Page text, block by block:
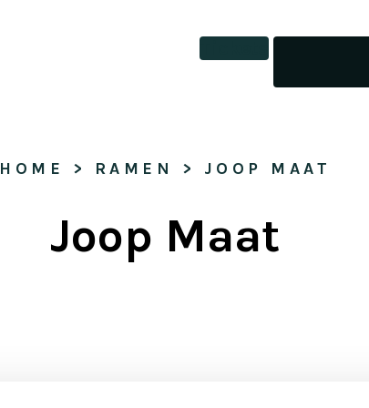
HOME > RAMEN > JOOP MAAT
Joop Maat